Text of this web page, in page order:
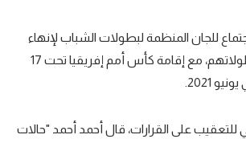
للجان المنظمة لبطولات الشباب لإنهاء
تفاصيل تصفيات بطولاتهم، مع إقامة كأس أمم إفريقيا تحت 17
2021.
على القرارات، قال أحمد أحمد "حالات